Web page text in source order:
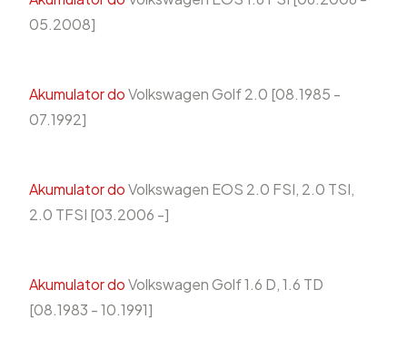
05.2008]
Akumulator doVolkswagen Golf 2.0 [08.1985 -
07.1992]
Akumulator doVolkswagen EOS 2.0 FSI, 2.0 TSI,
2.0 TFSI [03.2006 -]
Akumulator doVolkswagen Golf 1.6 D, 1.6 TD
[08.1983 - 10.1991]